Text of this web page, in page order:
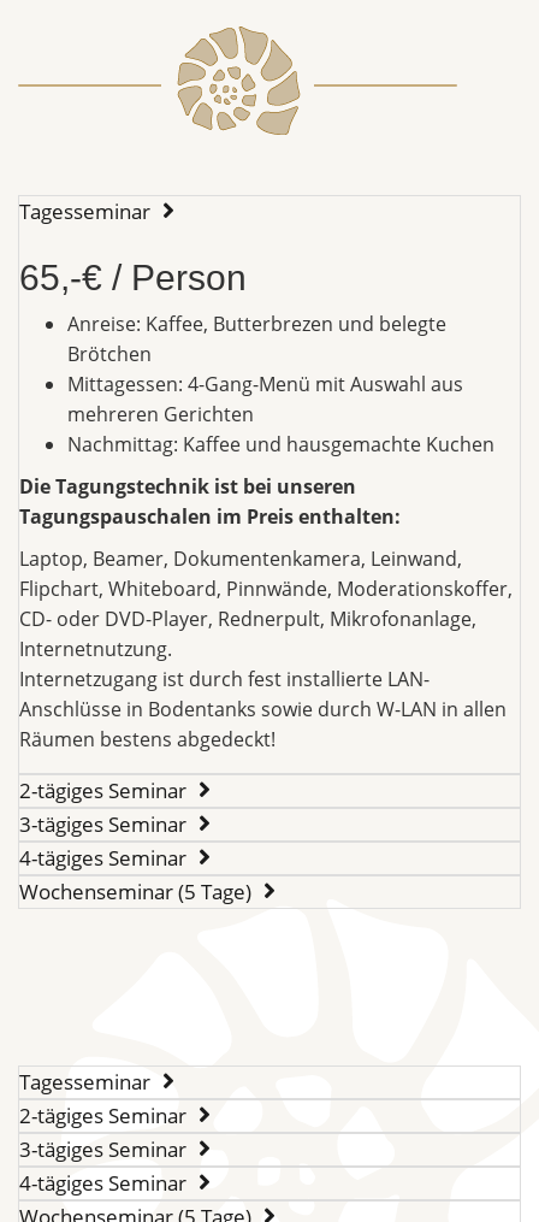
Tagesseminar
65,-€ / Person
Anreise: Kaffee, Butterbrezen und belegte
Brötchen
Mittagessen: 4-Gang-Menü mit Auswahl aus
mehreren Gerichten
Nachmittag: Kaffee und hausgemachte Kuchen
Die Tagungstechnik ist bei unseren
Tagungspauschalen im Preis enthalten:
Laptop, Beamer, Dokumentenkamera, Leinwand,
Flipchart, Whiteboard, Pinnwände, Moderationskoffer,
CD- oder DVD-Player, Rednerpult, Mikrofonanlage,
Internetnutzung.
Internetzugang ist durch fest installierte LAN-
Anschlüsse in Bodentanks sowie durch W-LAN in allen
Räumen bestens abgedeckt!
2-tägiges Seminar
3-tägiges Seminar
4-tägiges Seminar
Wochenseminar (5 Tage)
Tagesseminar
2-tägiges Seminar
3-tägiges Seminar
4-tägiges Seminar